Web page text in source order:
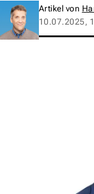
Artikel von
10.07.2025,